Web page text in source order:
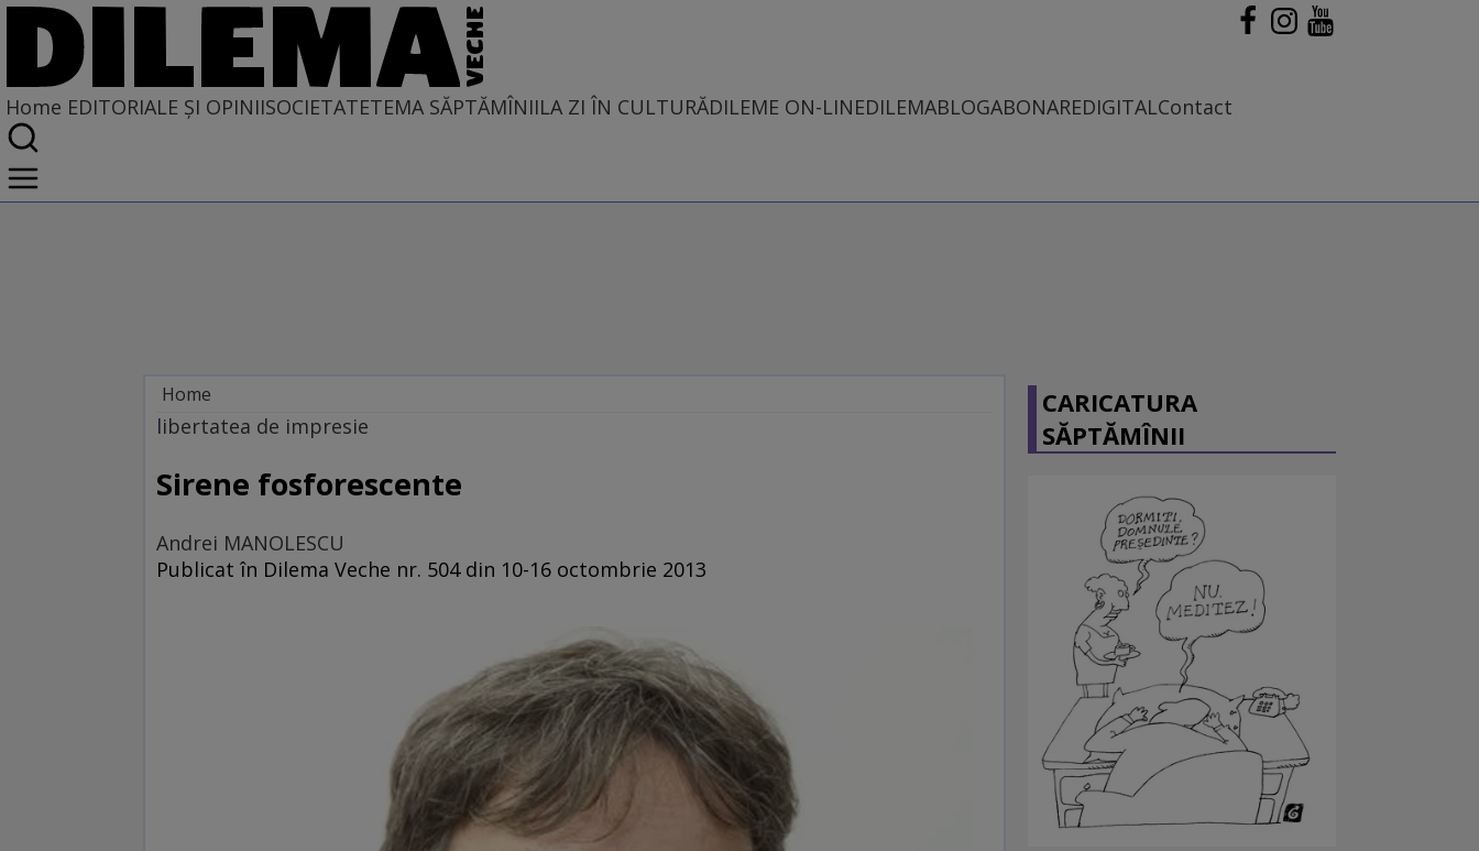
Home EDITORIALE ȘI OPINIISOCIETATETEMA SĂPTĂMÎNIILA ZI ÎN CULTURĂDILEME ON-LINEDILEMABLOGABONAREDIGITALContact
Home
EDITORIALE ȘI OPINII
libertatea de impresie
Sirene fosforescente
Andrei MANOLESCU
Publicat în Dilema Veche nr. 504 din 10-16 octombrie 2013
CARICATURA
SĂPTĂMÎNII